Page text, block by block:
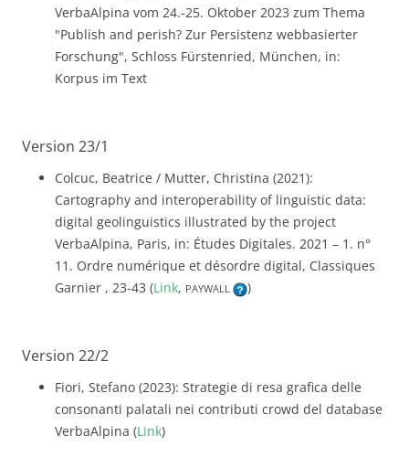
VerbaAlpina vom 24.-25. Oktober 2023 zum Thema
"Publish and perish? Zur Persistenz webbasierter
Forschung", Schloss Fürstenried, München, in:
Korpus im Text
Version 23/1
Colcuc, Beatrice / Mutter, Christina (2021):
Cartography and interoperability of linguistic data:
digital geolinguistics illustrated by the project
VerbaAlpina, Paris, in: Études Digitales. 2021 – 1. n°
11. Ordre numérique et désordre digital, Classiques
Garnier , 23-43 (Link, PAYWALL )
Version 22/2
Fiori, Stefano (2023): Strategie di resa grafica delle
consonanti palatali nei contributi crowd del database
VerbaAlpina (Link)